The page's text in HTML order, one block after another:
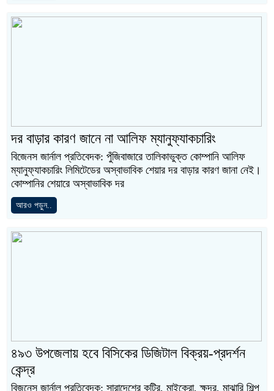
দর বাড়ার কারণ জানে না আলিফ ম্যানুফ্যাকচারিং
বিজেনস জার্নাল প্রতিবেদক: পুঁজিবাজারে তালিকাভুক্ত কোম্পানি আলিফ
ম্যানুফ্যাকচারিং লিমিটেডের অস্বাভাবিক শেয়ার দর বাড়ার কারণ জানা নেই।
কোম্পানির শেয়ারে অস্বাভাবিক দর
আরও পড়ুন..
৪৯৩ উপজেলায় হবে বিসিকের ডিজিটাল বিক্রয়-প্রদর্শন
কেন্দ্র
বিজনেস জার্নাল প্রতিবেদক: সারাদেশের কুটির, মাইক্রো, ক্ষুদ্র, মাঝারি শিল্প